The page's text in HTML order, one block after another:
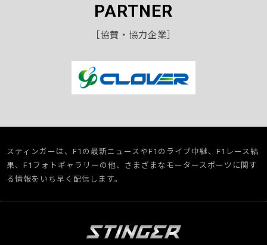
PARTNER
［協賛・協力企業］
スティンガーは、F1の最新ニュースやF1のライブ中継、F1レース結
果、F1フォトギャラリーの他、さまざまなモータースポーツに関す
る情報をいち早く配信します。